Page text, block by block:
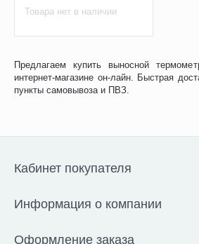
Предлагаем купить выносной
интернет-магазине он-лайн. Быстрая
пункты самовывоза и ПВЗ.
Товара нет в наличии
Кабинет покупателя
Информация о компании
Оформление заказа